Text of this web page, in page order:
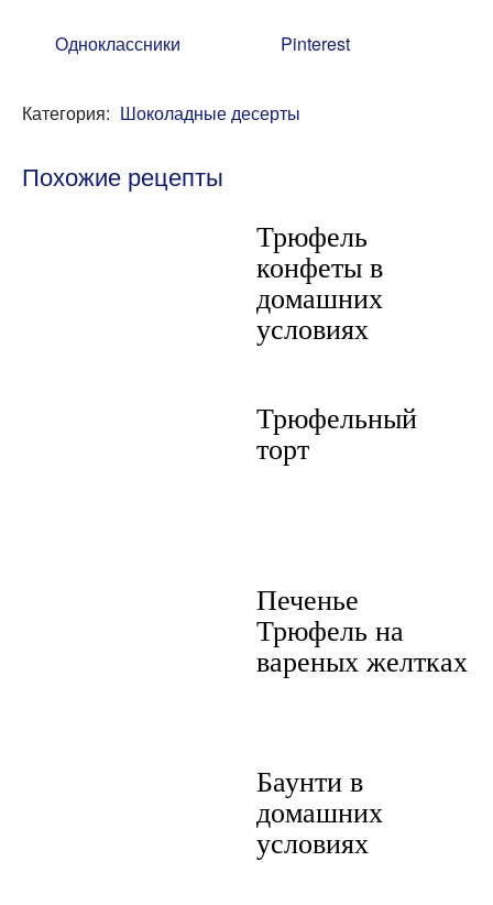
Одноклассники Pinterest
Категория: Шоколадные десерты
Похожие рецепты
Трюфель
конфеты в
домашних
условиях
Трюфельный
торт
Печенье
Трюфель на
вареных желтках
Баунти в
домашних
условиях